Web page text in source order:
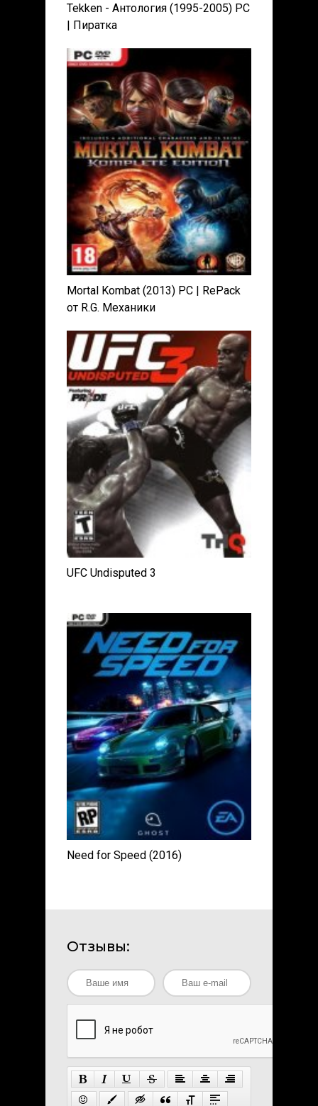
Tekken - Антология (1995-2005) PC
| Пиратка
Mortal Kombat (2013) PC | RePack
от R.G. Механики
UFC Undisputed 3
Need for Speed (2016)
Отзывы: